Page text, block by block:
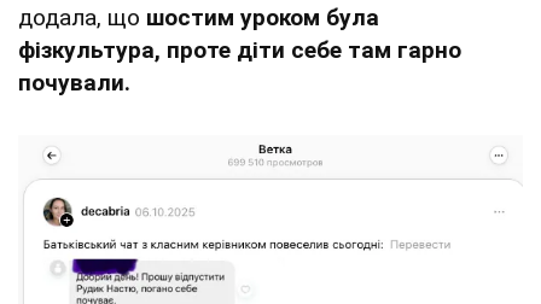
додала, що шостим уроком була
фізкультура, проте діти себе там гарно
почували.